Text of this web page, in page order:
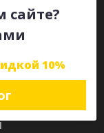
сайте?
10%